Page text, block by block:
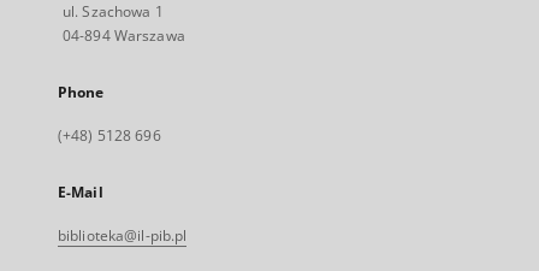
ul. Szachowa 1
04-894 Warszawa
Phone
(+48) 5128 696
E-Mail
biblioteka@il-pib.pl